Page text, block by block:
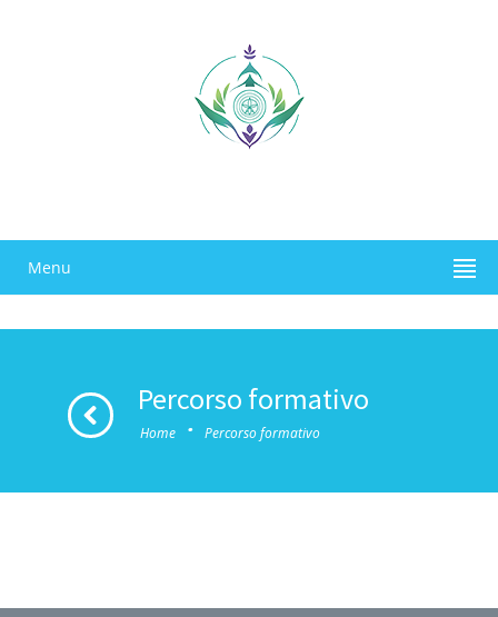
Menu
Percorso formativo
Home · Percorso formativo